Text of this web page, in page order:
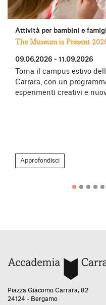
Attività per bambini e
The Museum is Present
09.06.2026 - 11.09.2026
Torna il campus estivo
Carrara, con un
esperimenti creativi e
Approfondisci
Piazza Giacomo Carrara, 82
24124 - Bergamo